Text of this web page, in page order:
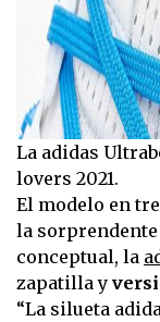
La adidas
lovers 2021.
El modelo en
la
conceptual, la
zapatilla y
“La silueta